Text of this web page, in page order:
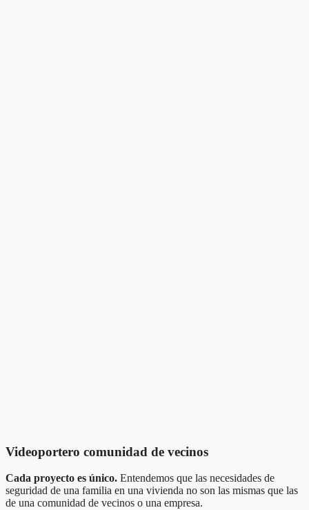
Videoportero comunidad de vecinos
Cada proyecto es único. Entendemos que las necesidades de
seguridad de una familia en una vivienda no son las mismas que las
de una comunidad de vecinos o una empresa.